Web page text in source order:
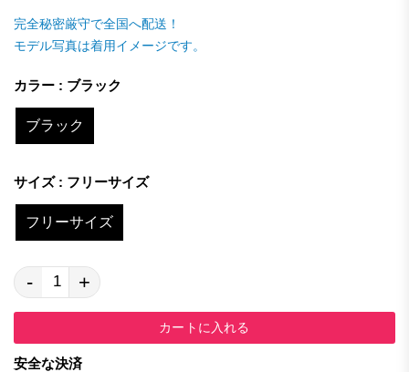
完全秘密厳守で全国へ配送！
モデル写真は着用イメージです。
カラー : ブラック
ブラック
サイズ : フリーサイズ
フリーサイズ
- +
カートに入れる
安全な決済